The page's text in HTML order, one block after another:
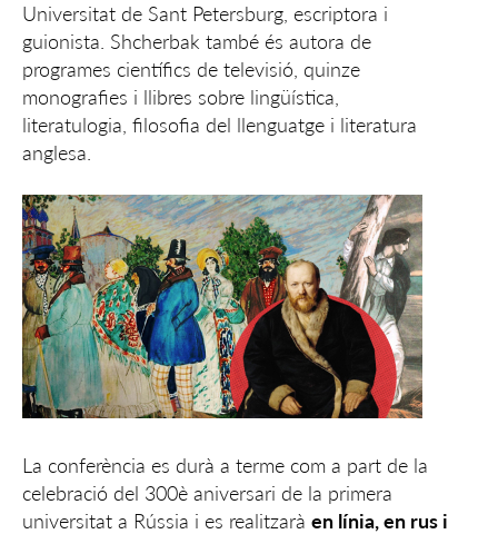
Universitat de Sant Petersburg, escriptora i
guionista. Shcherbak també és autora de
programes científics de televisió, quinze
monografies i llibres sobre lingüística,
literatulogia, filosofia del llenguatge i literatura
anglesa.
La conferència es durà a terme com a part de la
celebració del 300è aniversari de la primera
universitat a Rússia i es realitzarà en línia, en rus i